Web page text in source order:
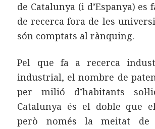
de Catalunya (i d’Espanya) es
de recerca fora de les
són comptats al rànquing.
Pel que fa a recerca
industrial, el nombre de
per milió d’habitants
Catalunya és el doble que el
però només la meitat